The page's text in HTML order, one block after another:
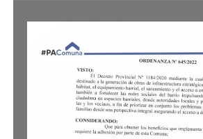
Reuniones de Comisión